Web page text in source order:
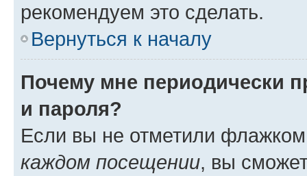
рекомендуем это сделать.
Вернуться к началу
Почему мне периодически
и пароля?
Если вы не отметили
каждом посещении, вы